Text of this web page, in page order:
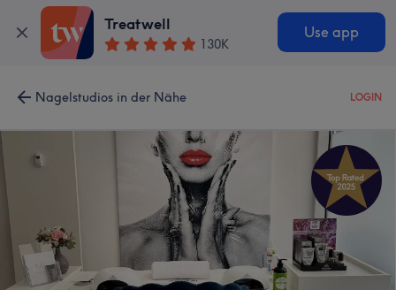
Treatwell
130K
Use app
Nagelstudios in der Nähe LOGIN